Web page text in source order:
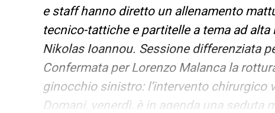
e staff hanno diretto un allenamento
tecnico-tattiche e partitelle a tema ad
Nikolas Ioannou. Sessione differenziata
Confermata per Lorenzo Malanca la
ginocchio sinistro: l’intervento chirurgico
Domani, venerdì, è in agenda una seduta